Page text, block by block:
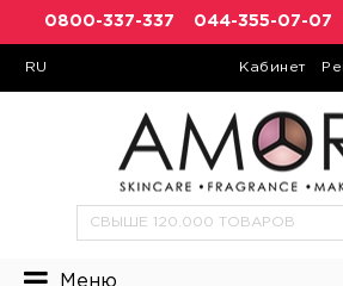
0800-337-337 044-355-07-07
RU Кабинет
Меню